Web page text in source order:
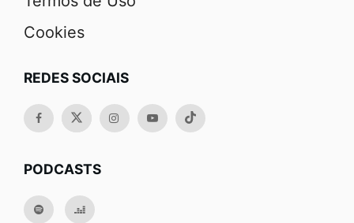
Cookies
REDES SOCIAIS
PODCASTS